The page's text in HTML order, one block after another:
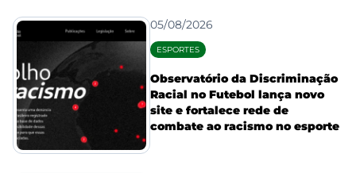
05/08/2026
ESPORTES
Observatório da Discriminação
Racial no Futebol lança novo
site e fortalece rede de
combate ao racismo no esporte